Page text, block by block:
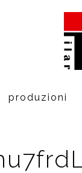
produzioni